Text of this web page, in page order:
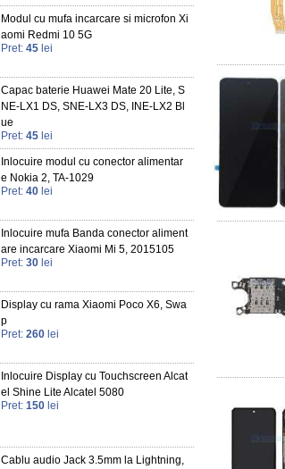
Modul cu mufa incarcare si microfon Xi
aomi Redmi 10 5G
Pret: 45 lei
Capac baterie Huawei Mate 20 Lite, S
NE-LX1 DS, SNE-LX3 DS, INE-LX2 Bl
ue
Pret: 45 lei
Inlocuire modul cu conector alimentar
e Nokia 2, TA-1029
Pret: 40 lei
Inlocuire mufa Banda conector aliment
are incarcare Xiaomi Mi 5, 2015105
Pret: 30 lei
Display cu rama Xiaomi Poco X6, Swa
p
Pret: 260 lei
Inlocuire Display cu Touchscreen Alcat
el Shine Lite Alcatel 5080
Pret: 150 lei
Cablu audio Jack 3.5mm la Lightning,